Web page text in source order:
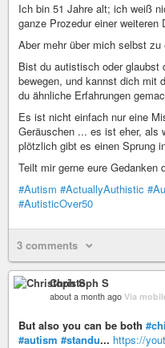
Ich bin 51 Jahre alt; ich weiß
ganze Prozedur einer
Aber mehr über mich selbst
Bist du autistisch oder glaubst
bewegen, und kannst dich mit
du ähnliche Erfahrungen
Es ist nicht einfach nur eine
Geräuschen ... es ist eher, als
plötzlich gibt es einen Sprung
Teilt mir gerne eure Gedanken
#Autism #ActuallyAuthistic
#AutisticOver50
3 comments
Christoph S
about a month ago Via
But also you can be both
#autism #standu... https://